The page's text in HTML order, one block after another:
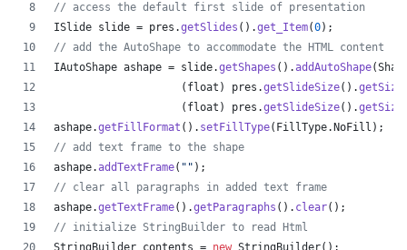
// access the default first slide of presentation
ISlide slide = pres .getSlides ().get_Item(0);
// add the AutoShape to accommodate the HTML content
IAutoShape ashape = slide.getShapes ().addAutoShape(
                    (
float ) pres .getSlideSize().getSize
                    (
float ) pres .getSlideSize().getSize
ashape.getFillFormat (). setFillType( FillType. NoFill );
// add text frame to the shape
ashape.addTextFrame( "" );
// clear all paragraphs in added text frame
ashape.getTextFrame().getParagraphs (). clear();
// initialize StringBuilder to read Html
StringBuilder contents = new StringBuilder();